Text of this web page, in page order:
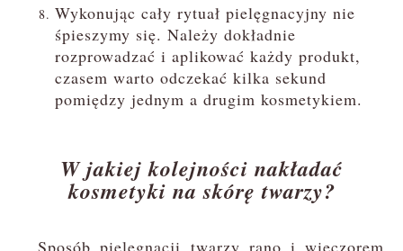
Wykonując cały rytuał pielęgnacyjny nie
śpieszymy się. Należy dokładnie
rozprowadzać i aplikować każdy produkt,
czasem warto odczekać kilka sekund
pomiędzy jednym a drugim kosmetykiem.
W jakiej kolejności nakładać
kosmetyki na skórę twarzy?
Sposób pielęgnacji twarzy rano i wieczorem